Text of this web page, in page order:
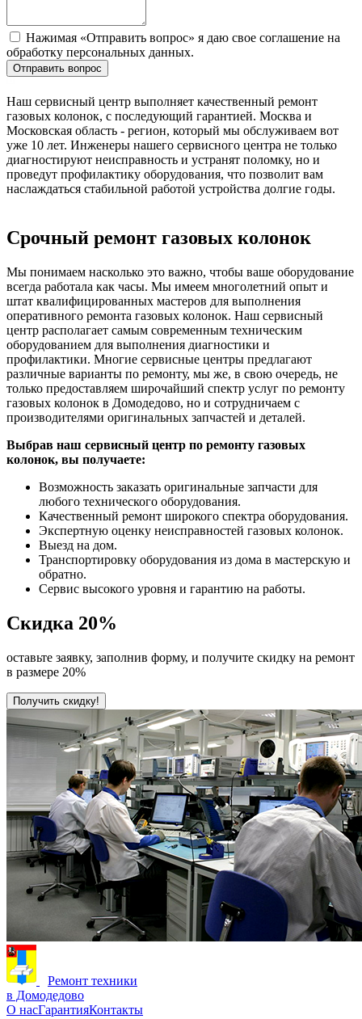
Нажимая «Отправить вопрос» я даю свое соглашение на
обработку персональных данных.
Отправить вопрос
Наш сервисный центр выполняет качественный ремонт
газовых колонок, с последующий гарантией. Москва и
Московская область - регион, который мы обслуживаем вот
уже 10 лет. Инженеры нашего сервисного центра не только
диагностируют неисправность и устранят поломку, но и
проведут профилактику оборудования, что позволит вам
наслаждаться стабильной работой устройства долгие годы.
Срочный ремонт газовых колонок
Мы понимаем насколько это важно, чтобы ваше оборудование
всегда работала как часы. Мы имеем многолетний опыт и
штат квалифицированных мастеров для выполнения
оперативного ремонта газовых колонок. Наш сервисный
центр располагает самым современным техническим
оборудованием для выполнения диагностики и
профилактики. Многие сервисные центры предлагают
различные варианты по ремонту, мы же, в свою очередь, не
только предоставляем широчайший спектр услуг по ремонту
газовых колонок в Домодедово, но и сотрудничаем с
производителями оригинальных запчастей и деталей.
Выбрав наш сервисный центр по ремонту газовых
колонок, вы получаете:
Возможность заказать оригинальные запчасти для
любого технического оборудования.
Качественный ремонт широкого спектра оборудования.
Экспертную оценку неисправностей газовых колонок.
Выезд на дом.
Транспортировку оборудования из дома в мастерскую и
обратно.
Сервис высокого уровня и гарантию на работы.
Скидка 20%
оставьте заявку, заполнив форму, и получите скидку на ремонт
в размере 20%
Получить скидку!
Ремонт техники
в Домодедово
О насГарантияКонтакты